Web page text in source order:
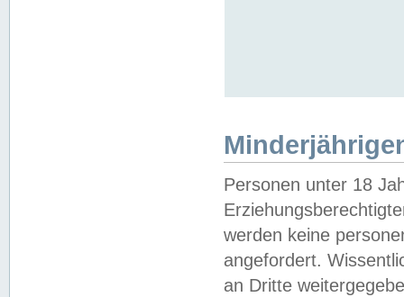
Personen unter 18
werden keine
angefordert.
an Dritte